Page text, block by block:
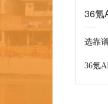
36氪
选靠
36氪